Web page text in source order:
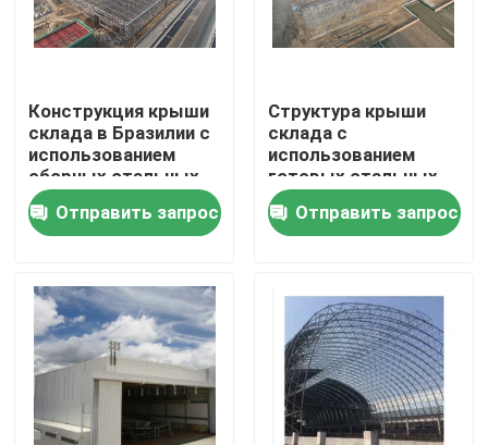
Дом
О нас
Путешествие фабрики
Конструкция крыши
склада в Бразилии с
использованием
сборных стальных
элементов для
ускорения сборки и
строительства
объектов
Отправить запрос
Структура крыши
склада с
использованием
готовых стальных
элементов для
достижения более
быстрой сборки и
объектах
Отправить запрос